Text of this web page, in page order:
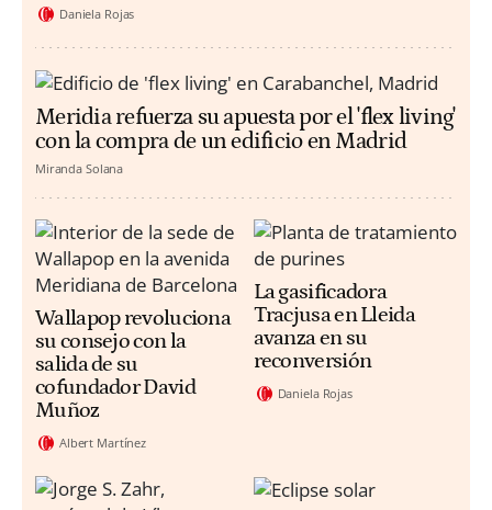
Daniela Rojas
Meridia refuerza su apuesta por el 'flex living'
con la compra de un edificio en Madrid
Miranda Solana
Wallapop revoluciona
su consejo con la
salida de su
cofundador David
Muñoz
Albert Martínez
La gasificadora
Tracjusa en Lleida
avanza en su
reconversión
Daniela Rojas